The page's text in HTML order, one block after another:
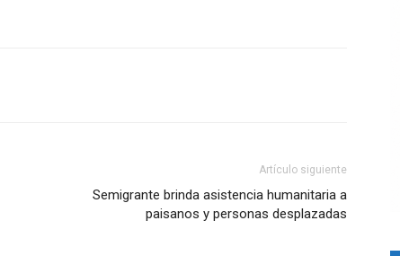
Artículo siguiente
Semigrante brinda asistencia humanitaria a
paisanos y personas desplazadas